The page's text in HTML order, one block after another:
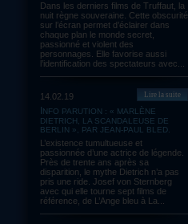
Dans les derniers films de Truffaut, la
nuit règne souveraine. Cette obscurité
sur l’écran permet d’éclairer dans
chaque plan le monde secret,
passionné et violent des
personnages. Elle favorise aussi
l’identification des spectateurs avec...
14.02.19
DIETRICH, LA SCANDALEUSE DE
BERLIN », PAR JEAN-PAUL BLED.
L’existence tumultueuse et
passionnée d’une actrice de légende.
Près de trente ans après sa
disparition, le mythe Dietrich n’a pas
pris une ride. Josef von Sternberg
avec qui elle tourne sept films de
référence, de L’Ange bleu à La...
Lire la suite